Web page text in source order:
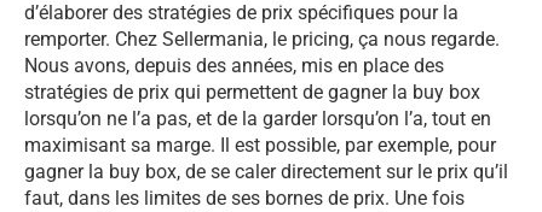
d’élaborer des stratégies de prix spécifiques pour la
remporter. Chez Sellermania, le pricing, ça nous regarde.
Nous avons, depuis des années, mis en place des
stratégies de prix qui permettent de gagner la buy box
lorsqu’on ne l’a pas, et de la garder lorsqu’on l’a, tout en
maximisant sa marge. Il est possible, par exemple, pour
gagner la buy box, de se caler directement sur le prix qu’il
faut, dans les limites de ses bornes de prix. Une fois